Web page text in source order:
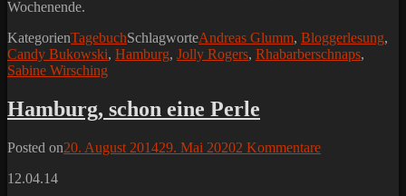
Wochenende.
KategorienTagebuchSchlagworteAndreas Glumm, Bloggerlesung,
Candy Bukowski, Hamburg, Jolly Rogers, Rhabarberschnaps,
Sabine Wirsching
Hamburg, schon eine Perle
Posted on20. August 201429. Mai 20202 Kommentare
12.04.14